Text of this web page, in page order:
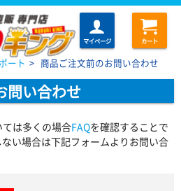
マイページ カート
ート > 商品ご注文前のお問い合わせ
問い合わせ
は多くの場合FAQを確認することで
い場合は下記フォームよりお問い合